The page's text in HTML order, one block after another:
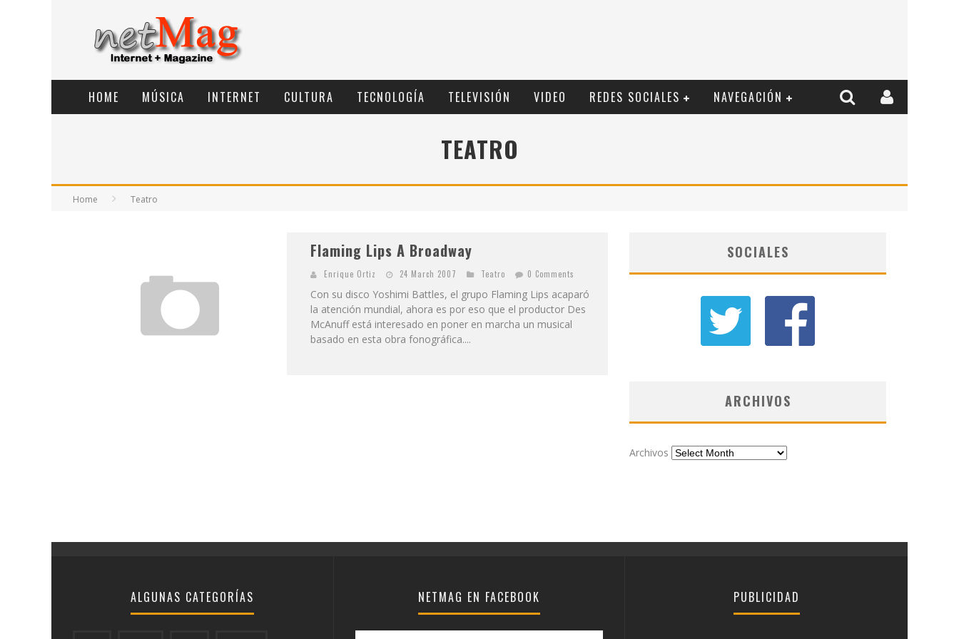
HOME MÚSICA INTERNET CULTURA TECNOLOGÍ­A TELEVISIÓN VIDEO REDES SOCIALES NAVEGACIÓN
TEATRO
Home Teatro
Flaming Lips A Broadway
Enrique Ortiz 24 March 2007 Teatro 0 Comments
Con su disco Yoshimi Battles, el grupo Flaming Lips acaparó
la atención mundial, ahora es por eso que el productor Des
McAnuff está interesado en poner en marcha un musical
basado en esta obra fonográfica....
SOCIALES
ARCHIVOS
Archivos
ALGUNAS CATEGORÍAS NETMAG EN FACEBOOK PUBLICIDAD